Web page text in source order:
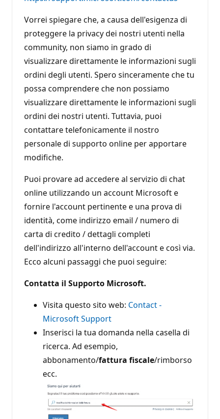
Vorrei spiegare che, a causa dell'esigenza di
proteggere la privacy dei nostri utenti nella
community, non siamo in grado di
visualizzare direttamente le informazioni sugli
ordini degli utenti. Spero sinceramente che tu
possa comprendere che non possiamo
visualizzare direttamente le informazioni sugli
ordini dei nostri utenti. Tuttavia, puoi
contattare telefonicamente il nostro
personale di supporto online per apportare
modifiche.
Puoi provare ad accedere al servizio di chat
online utilizzando un account Microsoft e
fornire l'account pertinente e una prova di
identità, come indirizzo email / numero di
carta di credito / dettagli completi
dell'indirizzo all'interno dell'account e così via.
Ecco alcuni passaggi che puoi seguire:
Contatta il Supporto Microsoft.
Visita questo sito web: Contact -
Microsoft Support
Inserisci la tua domanda nella casella di
ricerca. Ad esempio,
abbonamento/fattura fiscale/rimborso
ecc.